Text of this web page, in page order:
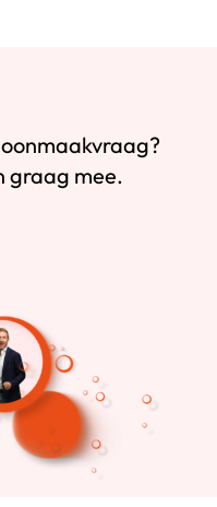
graag mee.